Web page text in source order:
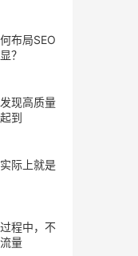
布局SEO
？
现高质量
到
际上就是
程中，不
量